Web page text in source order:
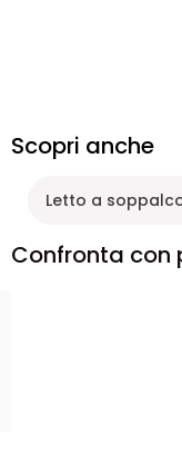
Scopri anche
Letto a
Confronta con